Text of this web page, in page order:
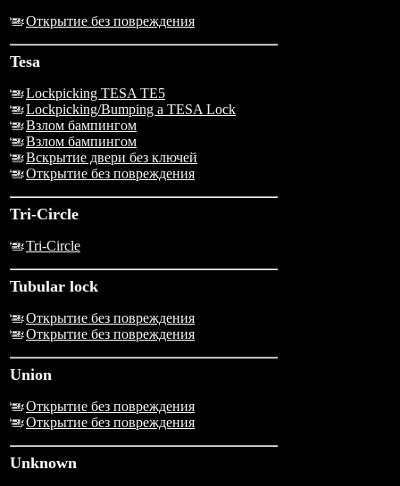
Открытие без повреждения
Tesa
Lockpicking TESA TE5
Lockpicking/Bumping a TESA Lock
Взлом бампингом
Взлом бампингом
Вскрытие двери без ключей
Открытие без повреждения
Tri-Circle
Tri-Circle
Tubular lock
Открытие без повреждения
Открытие без повреждения
Union
Открытие без повреждения
Открытие без повреждения
Unknown